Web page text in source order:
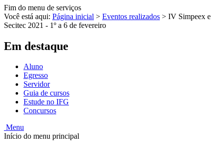
Fim do menu de serviços
Você está aqui: Página inicial > Eventos realizados > IV Simpeex e
Secitec 2021 - 1º a 6 de fevereiro
Em destaque
Aluno
Egresso
Servidor
Guia de cursos
Estude no IFG
Concursos
Menu
Início do menu principal